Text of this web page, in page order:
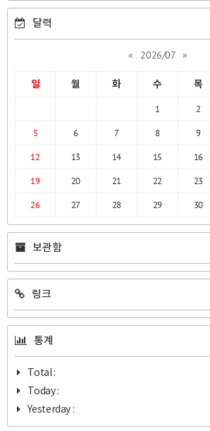
달력
« 2026/07 »
일 월 화 수 목
1 2
5
6 7 8 9
12
13 14 15 16
19
20 21 22 23
26
27 28 29 30
보관함
링크
통계
Total :
Today :
Yesterday :